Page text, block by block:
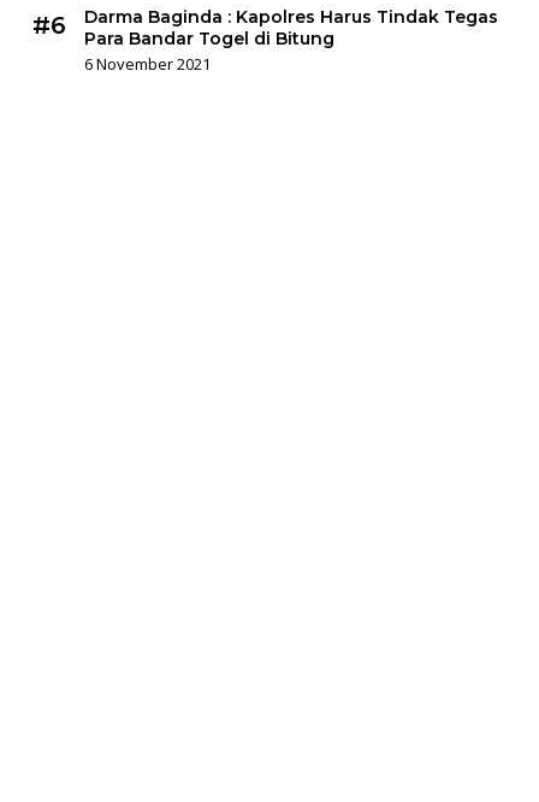
#6
Darma Baginda : Kapolres Harus Tindak Tegas
Para Bandar Togel di Bitung
6 November 2021